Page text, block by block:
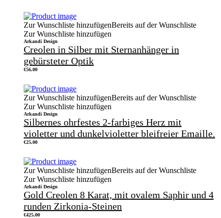
Zur Wunschliste hinzufügenBereits auf der Wunschliste
Zur Wunschliste hinzufügen
Arkandi Design
Creolen in Silber mit Sternanhänger in
gebürsteter Optik
€56.00
Zur Wunschliste hinzufügenBereits auf der Wunschliste
Zur Wunschliste hinzufügen
Arkandi Design
Silbernes ohrfestes 2-farbiges Herz mit
violetter und dunkelvioletter bleifreier Emaille.
€25.00
Zur Wunschliste hinzufügenBereits auf der Wunschliste
Zur Wunschliste hinzufügen
Arkandi Design
Gold Creolen 8 Karat, mit ovalem Saphir und 4
runden Zirkonia-Steinen
€425.00